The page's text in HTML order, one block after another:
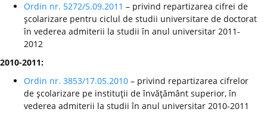
Ordin nr. 5272/5.09.2011 – privind repartizarea cifrei de
şcolarizare pentru ciclul de studii universitare de doctorat
în vederea admiterii la studii în anul universitar 2011-
2012
2010-2011:
Ordin nr. 3853/17.05.2010 – privind repartizarea cifrelor
de şcolarizare pe instituţii de învăţământ superior, în
vederea admiterii la studii în anul universitar 2010-2011